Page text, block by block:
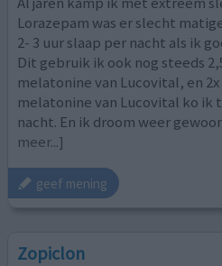
Lorazepam was er slecht
2- 3 uur slaap per nacht als ik
Dit gebruik ik ook nog steeds
melatonine van Lucovital, en
melatonine van Lucovital ko ik
nacht. En ik droom weer
meer...]
geef mening
Zopiclon